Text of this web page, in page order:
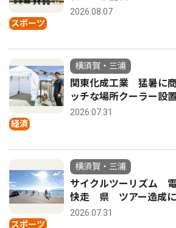
スポーツ
2026.08.07
経済
横須賀・三浦
関東化成工業 猛暑に
ッチな場所クーラー設
2026.07.31
スポーツ
横須賀・三浦
サイクルツーリズム
快走 県 ツアー造成に
2026.07.31